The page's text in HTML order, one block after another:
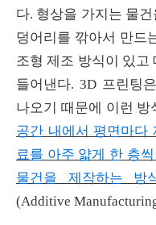
다. 형상을 가지는 물
덩어리를 깎아서 만드
조형 제조 방식이 있고
들어낸다. 3D 프린팅
나오기 때문에 이런
공간 내에서 평면마다
료를 아주 얇게 한 층
물건을 제작하는 방
(Additive